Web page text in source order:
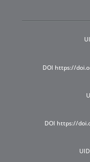
DOI https://
DOI https://